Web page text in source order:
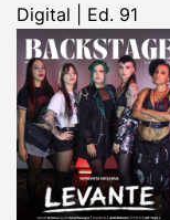
Digital | Ed. 91